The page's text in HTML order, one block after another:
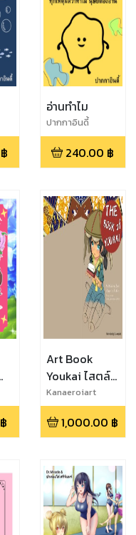
฿
อ่านทำไม
ปากกาอินดี้
240.00 ฿
฿
Art Book
Youkai ไสตล์
สาวน้อยอนิเมะ
Kanaeroiart
1,000.00 ฿